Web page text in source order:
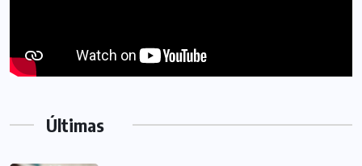
Últimas